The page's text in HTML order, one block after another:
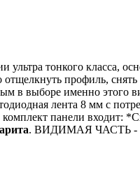
ультра тонкого класса,
профиль,
в выборе именно этого
лента 8 мм с
панели входит:
. ВИДИМАЯ ЧАСТЬ -